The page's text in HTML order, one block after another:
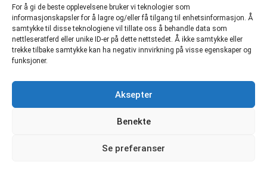
For å gi de beste opplevelsene bruker vi teknologier som
informasjonskapsler for å lagre og/eller få tilgang til enhetsinformasjon. Å
samtykke til disse teknologiene vil tillate oss å behandle data som
nettleseratferd eller unike ID-er på dette nettstedet. Å ikke samtykke eller
trekke tilbake samtykke kan ha negativ innvirkning på visse egenskaper og
funksjoner.
Aksepter
Benekte
Se preferanser
Personvern og tjenestevilkår
Cookie-erklæring (EU)
verneombudhms.no|hmsdirekte.no